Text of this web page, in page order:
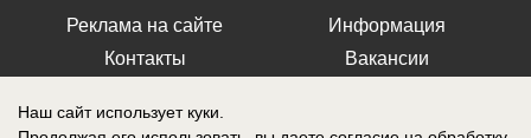
Реклама на сайте
Контакты
Информация
Вакансии
Наш сайт использует куки.